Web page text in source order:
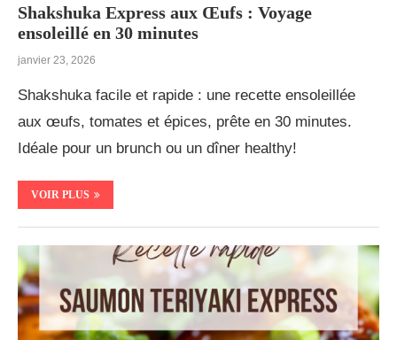
Shakshuka Express aux Œufs : Voyage
ensoleillé en 30 minutes
janvier 23, 2026
Shakshuka facile et rapide : une recette ensoleillée
aux œufs, tomates et épices, prête en 30 minutes.
Idéale pour un brunch ou un dîner healthy!
VOIR PLUS